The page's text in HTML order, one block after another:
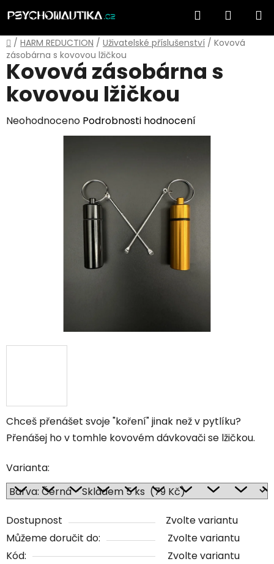
na
obsah
Hledat
KOŠÍK
Domů
/ HARM REDUCTION / Uživatelské příslušenství / Kovová
zásobárna s kovovou lžičkou
Chceš přenášet svoje "koření" jinak než v pytlíku?
Přenášej ho v tomhle kovovém dávkovači se lžičkou.
Varianta:
Dostupnost
Zvolte variantu
Můžeme doručit do:
Zvolte variantu
Kód:
Zvolte variantu
Kovová zásobárna s
kovovou lžičkou
Průměrné
Neohodnoceno Podrobnosti hodnocení